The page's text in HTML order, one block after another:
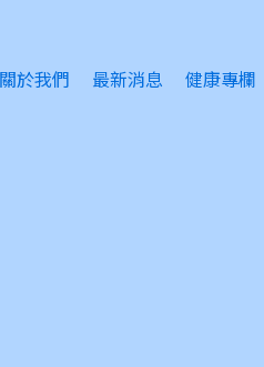
關於我們 最新消息
健康專欄